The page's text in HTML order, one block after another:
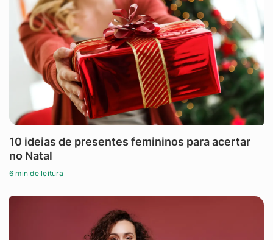
10 ideias de presentes femininos para acertar
no Natal
6 min de leitura